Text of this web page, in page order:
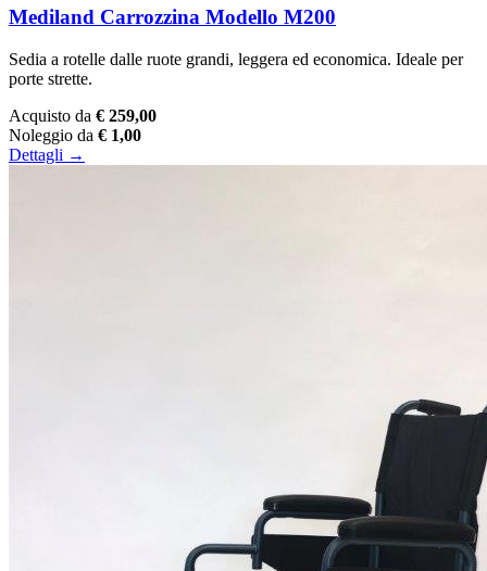
Mediland Carrozzina Modello M200
Sedia a rotelle dalle ruote grandi, leggera ed economica. Ideale per
porte strette.
Acquisto da € 259,00
Noleggio da € 1,00
Dettagli →